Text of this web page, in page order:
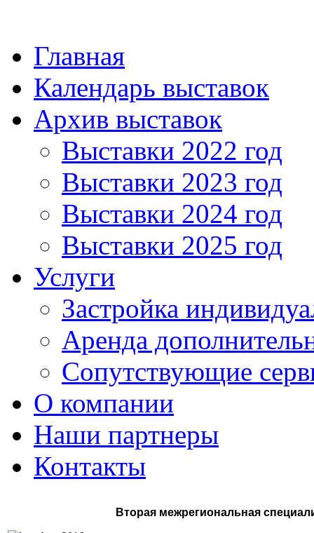
Главная
Календарь выставок
Архив выставок
Выставки 2022 год
Выставки 2023 год
Выставки 2024 год
Выставки 2025 год
Услуги
Застройка
Аренда
Сопутствующие
О компании
Наши партнеры
Контакты
Вторая межрегиональная